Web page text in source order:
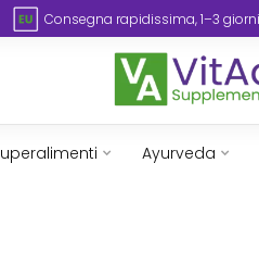
Consegna rapidissima, 1–3
Ayurveda